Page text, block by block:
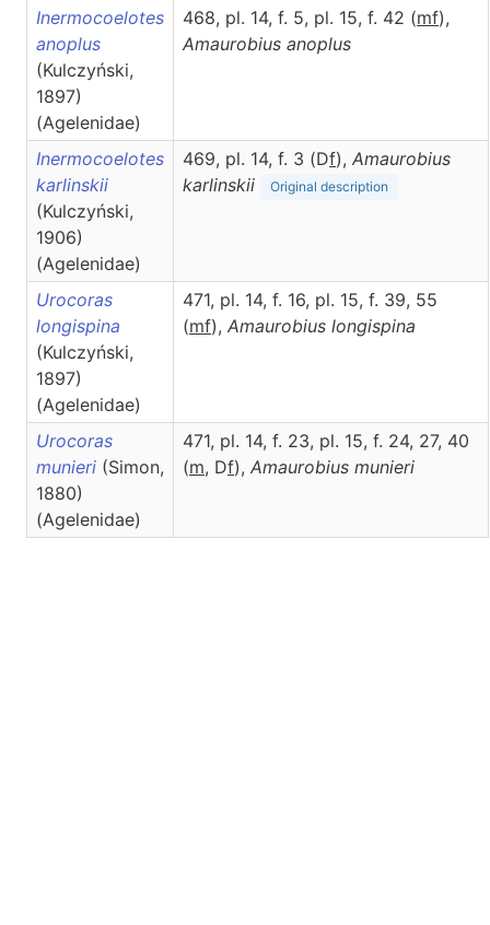
Inermocoelotes
anoplus
(Kulczyński,
1897)
(Agelenidae)
468, pl. 14, f. 5, pl. 15, f. 42 (mf),
Amaurobius anoplus
Inermocoelotes
karlinskii
(Kulczyński,
1906)
(Agelenidae)
469, pl. 14, f. 3 (Df), Amaurobius
karlinskii
Original description
Urocoras
longispina
(Kulczyński,
1897)
(Agelenidae)
471, pl. 14, f. 16, pl. 15, f. 39, 55
(mf), Amaurobius longispina
Urocoras
munieri (Simon,
1880)
(Agelenidae)
471, pl. 14, f. 23, pl. 15, f. 24, 27, 40
(m, Df), Amaurobius munieri